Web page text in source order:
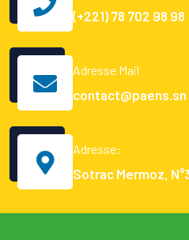
(+221) 78 702 98 98
Adresse Mail
contact@paens.sn
Adresse:
Sotrac Mermoz,